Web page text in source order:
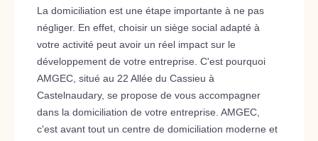
La domiciliation est une étape importante à ne pas
négliger. En effet, choisir un siège social adapté à
votre activité peut avoir un réel impact sur le
développement de votre entreprise. C'est pourquoi
AMGEC, situé au 22 Allée du Cassieu à
Castelnaudary, se propose de vous accompagner
dans la domiciliation de votre entreprise. AMGEC,
c'est avant tout un centre de domiciliation moderne et